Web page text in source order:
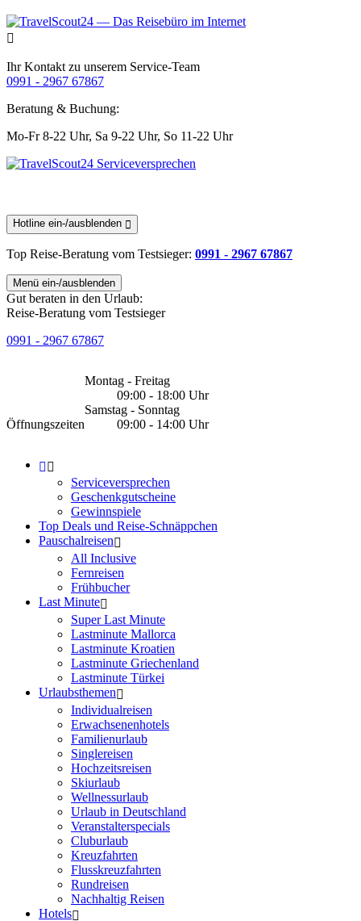
Ihr Kontakt zu unserem Service-Team
0991 - 2967 67867
Beratung & Buchung:
Mo-Fr 8-22 Uhr, Sa 9-22 Uhr, So 11-22 Uhr
Hotline ein-/ausblenden
Top Reise-Beratung vom Testsieger: 0991 - 2967 67867
Menü ein-/ausblenden
Gut beraten in den Urlaub:
Reise-Beratung vom Testsieger
0991 - 2967 67867
Öffnungszeiten
Montag - Freitag
09:00 - 18:00 Uhr
Samstag - Sonntag
09:00 - 14:00 Uhr
Serviceversprechen
Geschenkgutscheine
Gewinnspiele
Top Deals und Reise-Schnäppchen
Pauschalreisen
All Inclusive
Fernreisen
Frühbucher
Last Minute
Super Last Minute
Lastminute Mallorca
Lastminute Kroatien
Lastminute Griechenland
Lastminute Türkei
Urlaubsthemen
Individualreisen
Erwachsenenhotels
Familienurlaub
Singlereisen
Hochzeitsreisen
Skiurlaub
Wellnessurlaub
Urlaub in Deutschland
Veranstalterspecials
Cluburlaub
Kreuzfahrten
Flusskreuzfahrten
Rundreisen
Nachhaltig Reisen
Hotels